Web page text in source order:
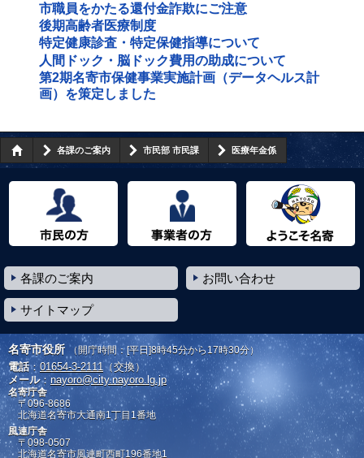
市職員をかたる還付金詐欺にご注意
後期高齢者医療制度
特定健康診査・特定保健指導について
人間ドック・脳ドック費用の助成について
第2期名寄市保健事業実施計画（データヘルス計
画）を策定しました
各課のご案内 市民部 市民課 医療年金係
各課のご案内 お問い合わせ
サイトマップ
名寄市役所 （開庁時間：[平日]8時45分から17時30分）
電話： 01654-3-2111 （交換）
メール： nayoro@city.nayoro.lg.jp
名寄庁舎
〒096-8686
北海道名寄市大通南1丁目1番地
風連庁舎
〒098-0507
北海道名寄市風連町西町196番地1